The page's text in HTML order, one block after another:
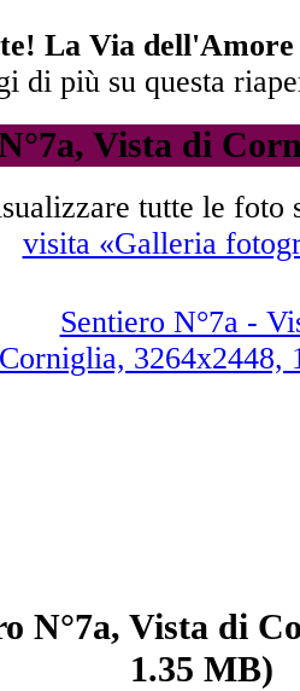
La Via
di più su questa
Vista di
tutte le foto
visita «Galleria
N°7a, Vista di
1.35 MB)